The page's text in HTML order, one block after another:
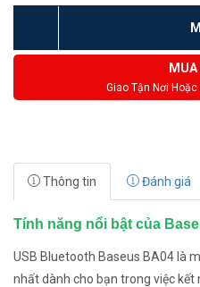
MUA
Giao Tận Nơi
Thông tin Đánh giá
Tính năng nổi bật của
USB Bluetooth Baseus BA04 là
nhất dành cho bạn trong việc